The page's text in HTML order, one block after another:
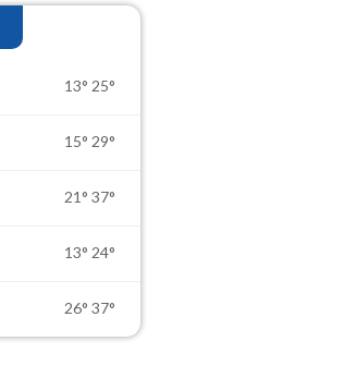
13° 25°
15° 29°
21° 37°
13° 24°
26° 37°